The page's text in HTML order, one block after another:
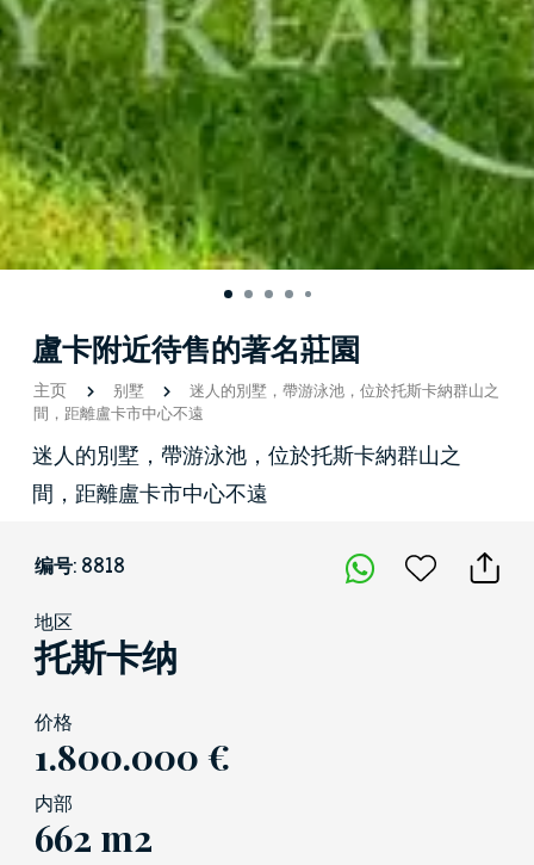
盧卡附近待售的著名莊園
主页 别墅
迷人的別墅，帶游泳池，位於托斯卡納群山之
間，距離盧卡市中心不遠
迷人的別墅，帶游泳池，位於托斯卡納群山之
間，距離盧卡市中心不遠
编号: 8818
地区
托斯卡纳
价格
1.800.000 €
内部
662 m2